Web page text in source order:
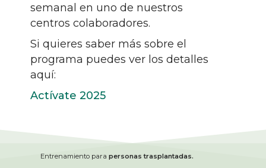
semanal en uno de nuestros
centros colaboradores.
Si quieres saber más sobre el
programa puedes ver los detalles
aquí:
Actívate 2025
Entrenamiento para personas trasplantadas.